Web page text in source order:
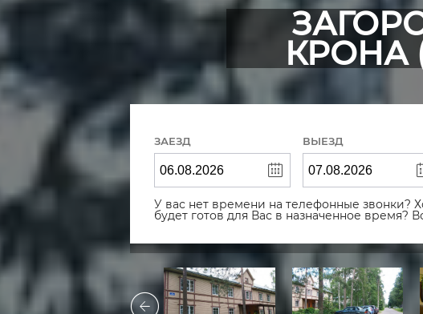
КРОНА
ЗАЕЗД ВЫЕЗД
У вас нет времени на телефонные звонки?
будет готов для Вас в назначенное